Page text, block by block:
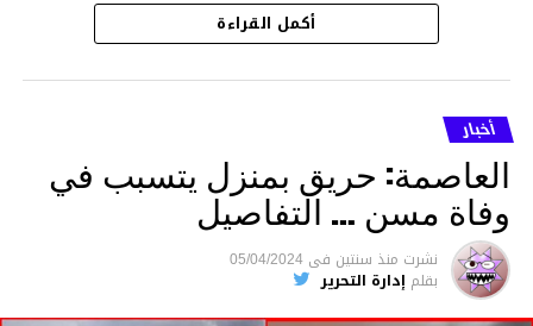
هذا وقد تمكن أعوان مركز الأمن الوطني بحي
هلال في توقيت قياسي من محاصرة المشتبه به
والقبض عليه وإحالته على التحقيق في خصوص
ما نُسبه إليه.
متابعة
قسم الاخبار
أكمل القراءة
أخبار
العاصمة: حريق بمنزل يتسبب في
وفاة مسن … التفاصيل
نشرت منذ سنتين فى 05/04/2024
بقلم إدارة التحرير